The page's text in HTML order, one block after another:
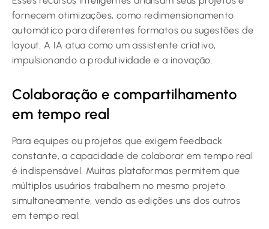
fornecem otimizações, como redimensionamento
automático para diferentes formatos ou sugestões de
layout. A IA atua como um assistente criativo,
impulsionando a produtividade e a inovação.
Colaboração e compartilhamento
em tempo real
Para equipes ou projetos que exigem feedback
constante, a capacidade de colaborar em tempo real
é indispensável. Muitas plataformas permitem que
múltiplos usuários trabalhem no mesmo projeto
simultaneamente, vendo as edições uns dos outros
em tempo real.